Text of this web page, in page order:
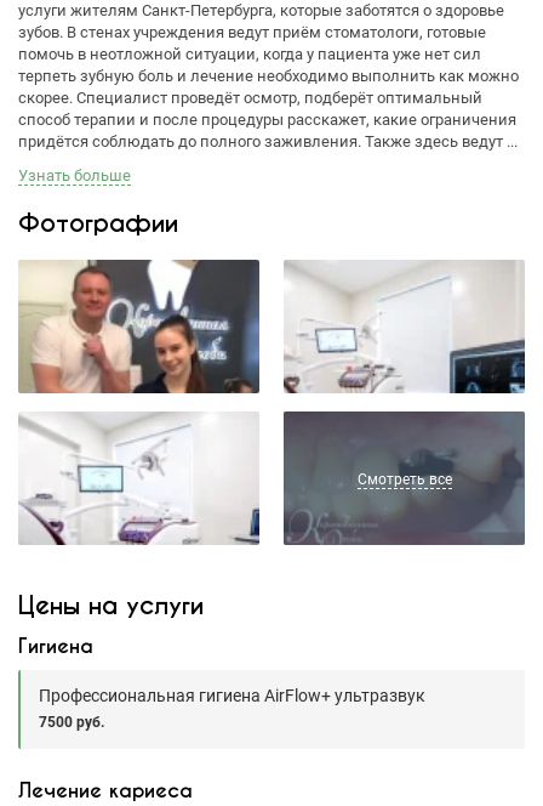
услуги жителям Санкт-Петербурга, которые заботятся о здоровье
зубов. В стенах учреждения ведут приём стоматологи, готовые
помочь в неотложной ситуации, когда у пациента уже нет сил
терпеть зубную боль и лечение необходимо выполнить как можно
скорее. Специалист проведёт осмотр, подберёт оптимальный
способ терапии и после процедуры расскажет, какие ограничения
придётся соблюдать до полного заживления. Также здесь ведут ...
Узнать больше
Фотографии
Смотреть все
Цены на услуги
Гигиена
Профессиональная гигиена AirFlow+ ультразвук
7500 руб.
Лечение кариеса